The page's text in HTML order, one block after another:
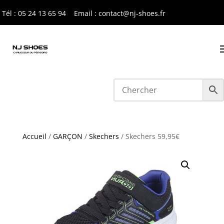
Tél : 05 24 13 65 94 Email : contact@nj-shoes.fr
Accueil / GARÇON / Skechers / Skechers 59,95€